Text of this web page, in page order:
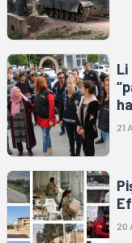
Li
21
20